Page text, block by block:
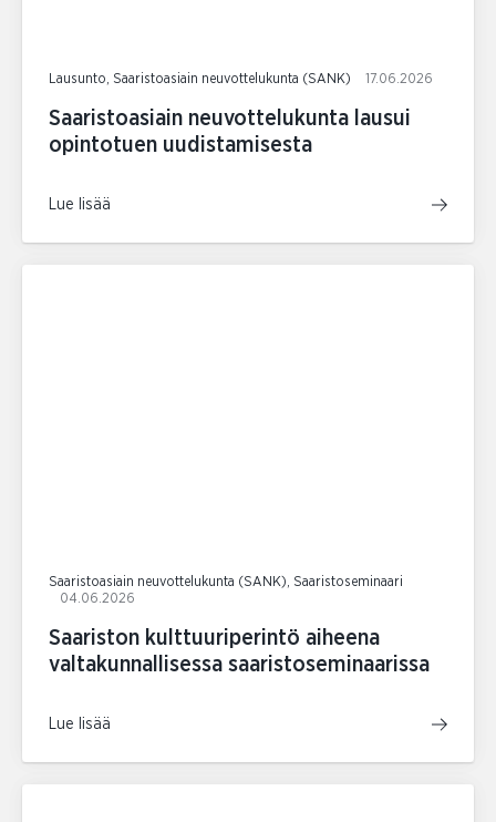
Lausunto, Saaristoasiain neuvottelukunta (SANK) 17.06.2026
Saaristoasiain neuvottelukunta lausui
opintotuen uudistamisesta
Lue lisää
Saaristoasiain neuvottelukunta (SANK), Saaristoseminaari
04.06.2026
Saariston kulttuuriperintö aiheena
valtakunnallisessa saaristoseminaarissa
Lue lisää